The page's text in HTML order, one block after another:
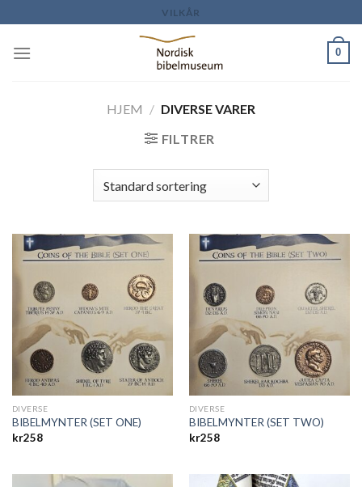
to
content
VILKÅR
0
HJEM / DIVERSE VARER
FILTRER
DIVERSE
BIBELMYNTER (SET ONE)
kr258
DIVERSE
BIBELMYNTER (SET TWO)
kr258